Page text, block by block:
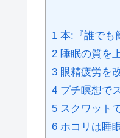
1 本:『誰でも
2 睡眠の質を
3 眼精疲労を
4 プチ瞑想で
5 スクワット
6 ホコリは睡